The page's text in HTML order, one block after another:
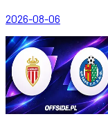
2026-08-06